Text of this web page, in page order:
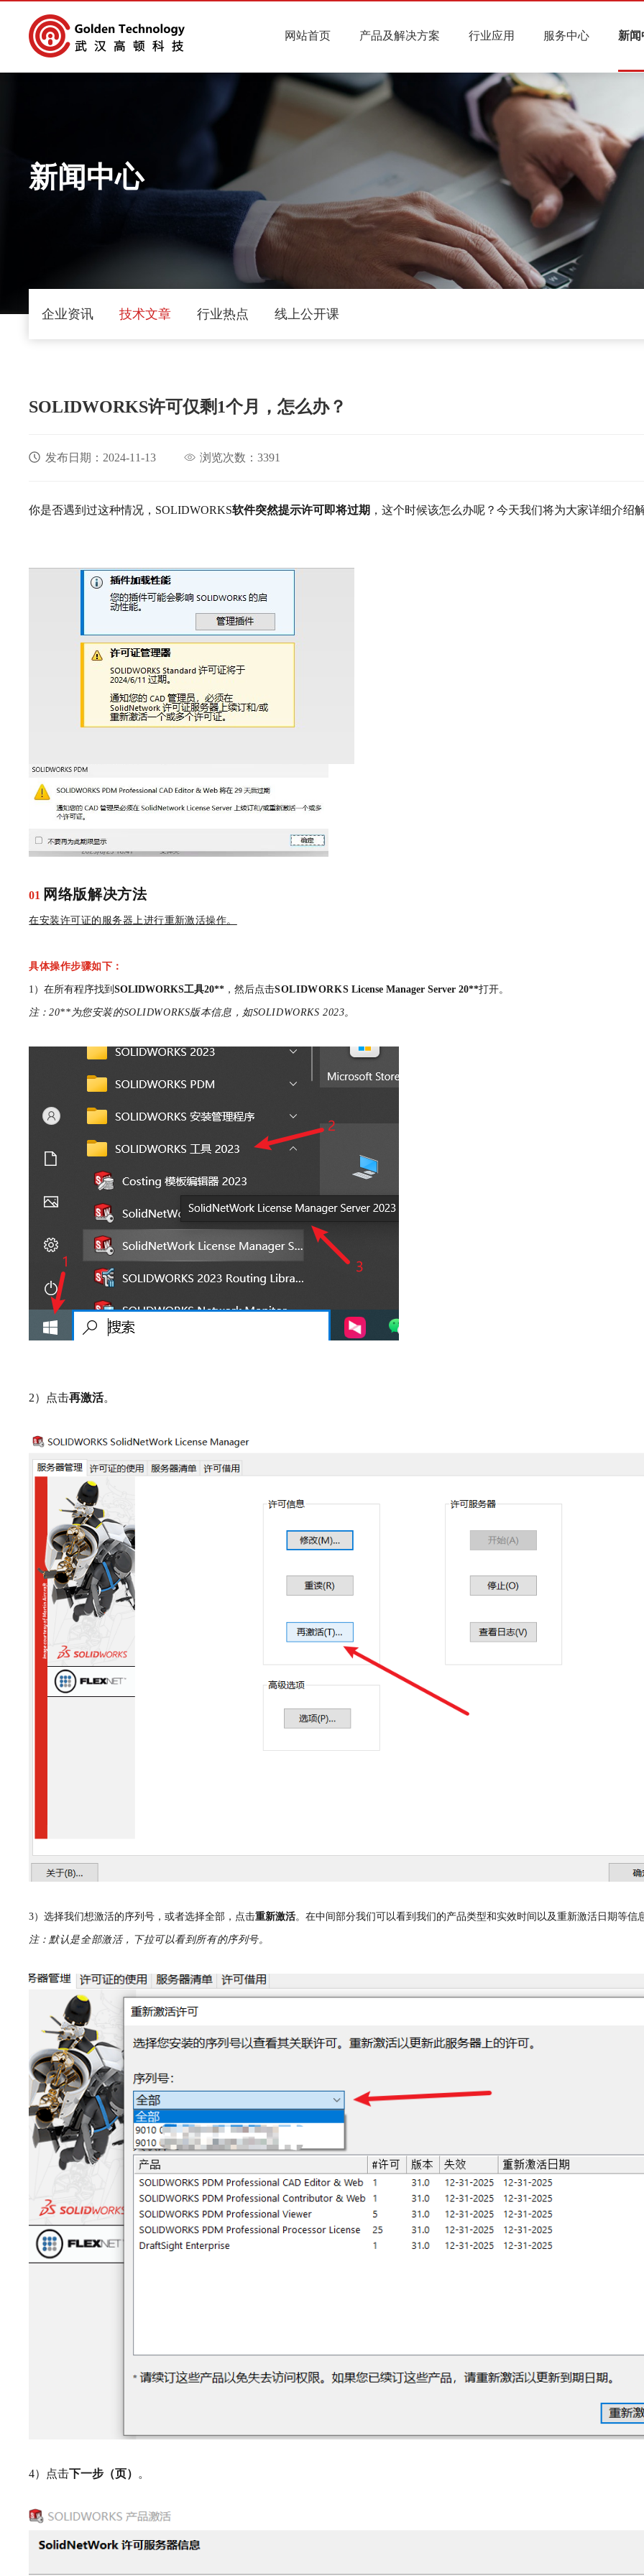
网站首页 产品及解决方案 行业应用 服务中心 新闻
新闻中心
企业资讯 技术文章 行业热点 线上公开课
SOLIDWORKS许可仅剩1个月，怎么办？
发布日期：2024-11-13 浏览次数：3391
你是否遇到过这种情况， SOLIDWORKS软件突然提示许可即将过期 ，这个时候该怎么办呢？今天我们将为大家详细介绍
01 网络版解决方法
在安装许可证的服务器上进行重新激活操作。
具体操作步骤如下：
1）在所有程序找到SOLIDWORKS工具20** ，然后点击SOLIDWORKS License Manager Server 20**打开。
注：20**为您安装的SOLIDWORKS版本信息，如SOLIDWORKS 2023。
2）点击再激活。
3）选择我们想激活的序列号，或者选择全部，点击重新激活。在中间部分我们可以看到我们的产品类型和实效时间以及重新激活日期等信
注：默认是全部激活，下拉可以看到所有的序列号。
4）点击下一步（页） 。